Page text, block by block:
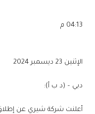
04:13 م
الإثنين 23 ديسمبر 2024
دبي – (د ب أ):